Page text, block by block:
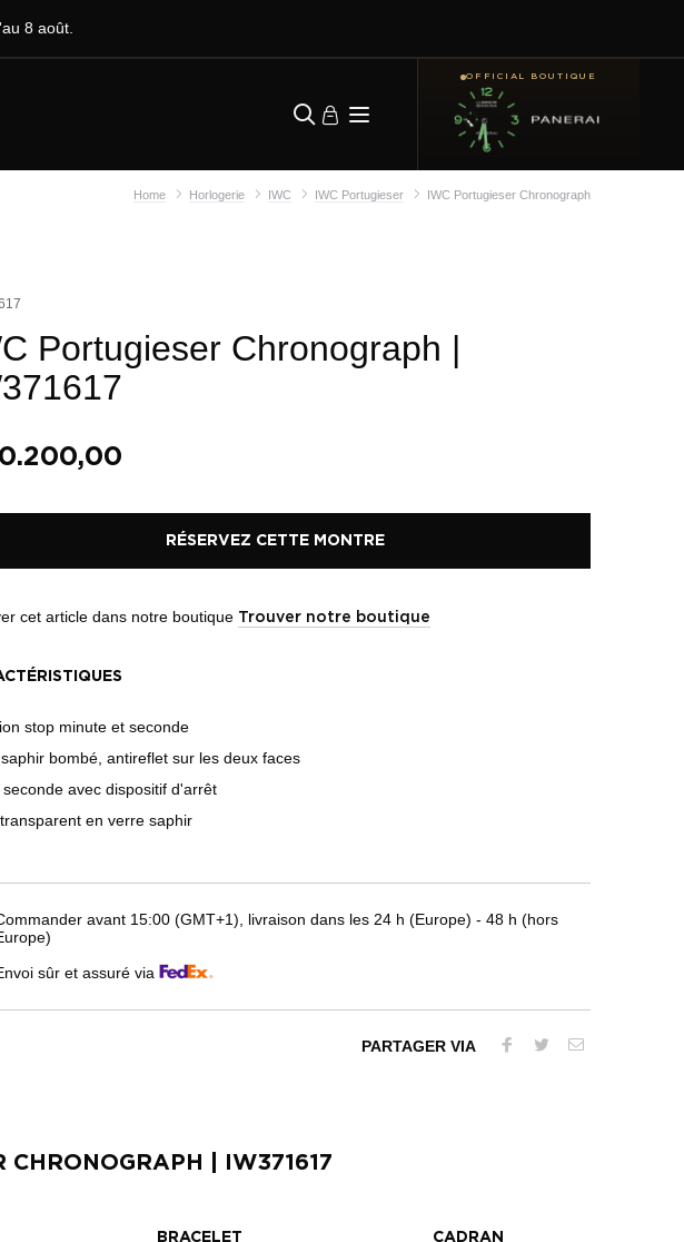
8 août.
OFFICIAL BOUTIQUE
Home Horlogerie IWC IWC Portugieser IWC Portugieser Chronograph
Portugieser Chronograph |
RÉSERVEZ CETTE MONTRE
cet article dans notre boutique Trouver notre boutique
stop minute et seconde
bombé, antireflet sur les deux faces
seconde avec dispositif d'arrêt
en verre saphir
avant 15:00 (GMT+1), livraison dans les 24 h (Europe) - 48 h (hors
sûr et assuré via
PARTAGER VIA
CHRONOGRAPH | IW371617
BRACELET CADRAN